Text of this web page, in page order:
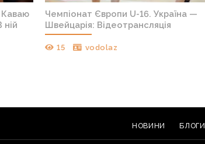
Каваю
ній
Чемпіонат Європи U-16. Україна —
Швейцарія: Відеотрансляція
15 vodolaz
НОВИНИ БЛОГИ